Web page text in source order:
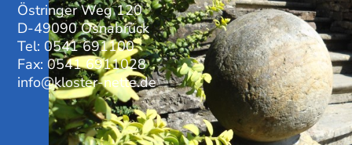
Östringer Weg 120
D-49090 Osnabrück
Tel: 0541 691100
Fax: 0541 6911028
info@kloster-nette.de